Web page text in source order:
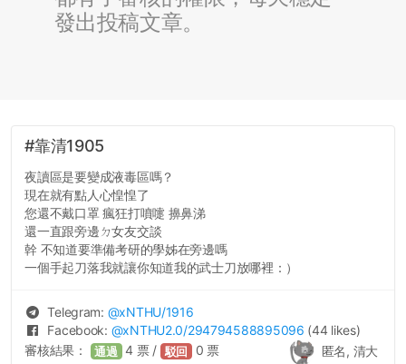
發出投稿文章。
#靠清1905
夜讀區是要變成液毒區嗎？
現在就有點人心惶惶了
您還不戴口罩 瘋狂打噴嚏 擤鼻涕
還一直跟旁邊ㄉ女友交談
幹 不知道要準備考研的學姊在旁邊嗎
一個手起刀落我就讓你知道我的武士刀放哪裡：）
Telegram: @xNTHU/1916
Facebook: @xNTHU2.0/294794588895096 (44 likes)
匿名, 清大
審核結果： 通過 4 票 / 駁回 0 票